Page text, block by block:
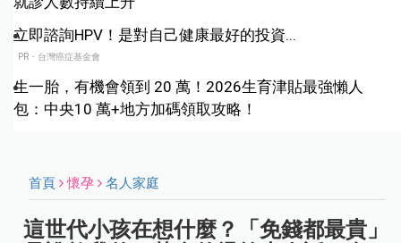
立即諮詢HPV！是對自己健康最好的投資...
PR・台灣癌症基金會
生一胎，有機會領到 20 萬！2026生育津貼最強懶人
包：中央10 萬+地方加碼領取攻略！
首頁 懷孕 名人家庭
這世代小孩在想什麼？「免錢都最貴」